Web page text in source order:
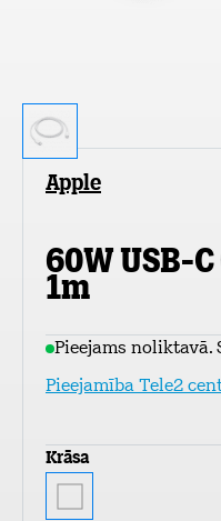
Apple
60W USB-
1m
Pieejams noliktavā.
Pieejamība Tele2
Krāsa